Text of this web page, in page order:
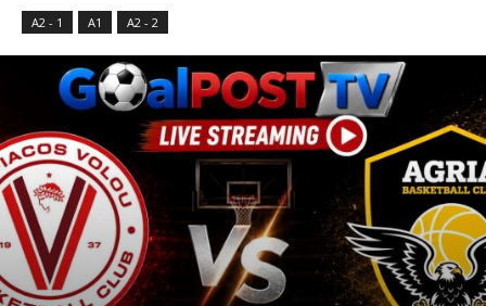
A2 - 1 Α1 Α2 - 2